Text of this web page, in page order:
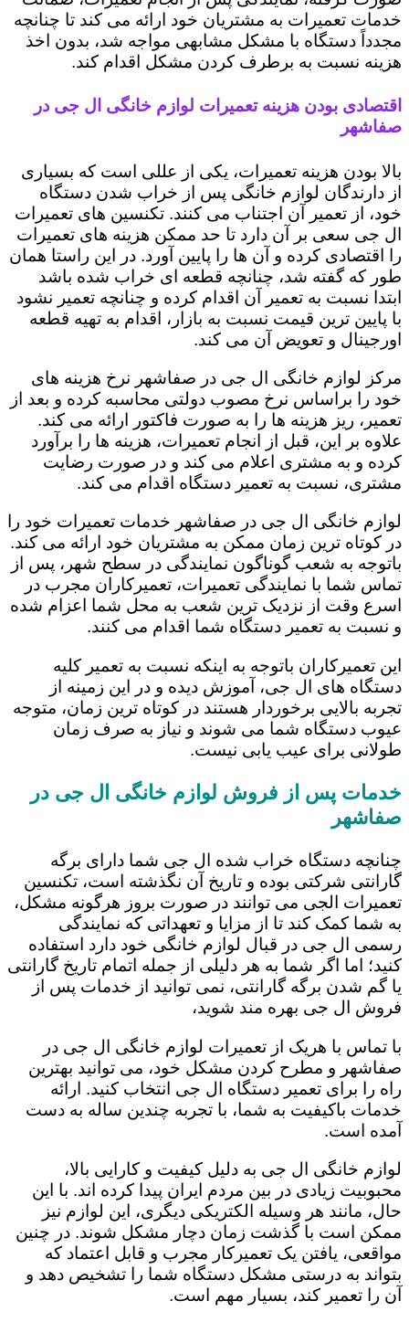
خدمات تعمیرات به مشتریان خود ارائه می کند تا چنانچه
مجدداً دستگاه با مشکل مشابهی مواجه شد، بدون اخذ
هزینه نسبت به برطرف کردن مشکل اقدام کند.
اقتصادی بودن هزینه تعمیرات لوازم خانگی ال جی در
صفاشهر
بالا بودن هزینه تعمیرات، یکی از عللی است که بسیاری
از دارندگان لوازم خانگی پس از خراب شدن دستگاه
خود، از تعمیر آن اجتناب می کنند. تکنسین های تعمیرات
ال جی سعی بر آن دارد تا حد ممکن هزینه های تعمیرات
را اقتصادی کرده و آن ها را پایین آورد. در این راستا همان
طور که گفته شد، چنانچه قطعه ای خراب شده باشد
ابتدا نسبت به تعمیر آن اقدام کرده و چنانچه تعمیر نشود
با پایین ترین قیمت نسبت به بازار، اقدام به تهیه قطعه
اورجینال و تعویض آن می کند.
مرکز لوازم خانگی ال جی در صفاشهر نرخ هزینه های
خود را براساس نرخ مصوب دولتی محاسبه کرده و بعد از
تعمیر، ریز هزینه ها را به صورت فاکتور ارائه می کند.
علاوه بر این، قبل از انجام تعمیرات، هزینه ها را برآورد
کرده و به مشتری اعلام می کند و در صورت رضایت
مشتری، نسبت به تعمیر دستگاه اقدام می کند.
لوازم خانگی ال جی در صفاشهر خدمات تعمیرات خود را
در کوتاه ترین زمان ممکن به مشتریان خود ارائه می کند.
باتوجه به شعب گوناگون نمایندگی در سطح شهر، پس از
تماس شما با نمایندگی تعمیرات، تعمیرکاران مجرب در
اسرع وقت از نزدیک ترین شعب به محل شما اعزام شده
و نسبت به تعمیر دستگاه شما اقدام می کنند.
این تعمیرکاران باتوجه به اینکه نسبت به تعمیر کلیه
دستگاه های ال جی، آموزش دیده و در این زمینه از
تجربه بالایی برخوردار هستند در کوتاه ترین زمان، متوجه
عیوب دستگاه شما می شوند و نیاز به صرف زمان
طولانی برای عیب یابی نیست.
خدمات پس از فروش لوازم خانگی ال جی در
صفاشهر
چنانچه دستگاه خراب شده ال جی شما دارای برگه
گارانتی شرکتی بوده و تاریخ آن نگذشته است، تکنسین
تعمیرات الجی می توانند در صورت بروز هرگونه مشکل،
به شما کمک کند تا از مزایا و تعهداتی که نمایندگی
رسمی ال جی در قبال لوازم خانگی خود دارد استفاده
کنید؛ اما اگر شما به هر دلیلی از جمله اتمام تاریخ گارانتی
یا گم شدن برگه گارانتی، نمی توانید از خدمات پس از
فروش ال جی بهره مند شوید،
با تماس با هریک از تعمیرات لوازم خانگی ال جی در
صفاشهر و مطرح کردن مشکل خود، می توانید بهترین
راه را برای تعمیر دستگاه ال جی انتخاب کنید. ارائه
خدمات باکیفیت به شما، با تجربه چندین ساله به دست
آمده است.
لوازم خانگی ال جی به دلیل کیفیت و کارایی بالا،
محبوبیت زیادی در بین مردم ایران پیدا کرده اند. با این
حال، مانند هر وسیله الکتریکی دیگری، این لوازم نیز
ممکن است با گذشت زمان دچار مشکل شوند. در چنین
مواقعی، یافتن یک تعمیرکار مجرب و قابل اعتماد که
بتواند به درستی مشکل دستگاه شما را تشخیص دهد و
آن را تعمیر کند، بسیار مهم است.